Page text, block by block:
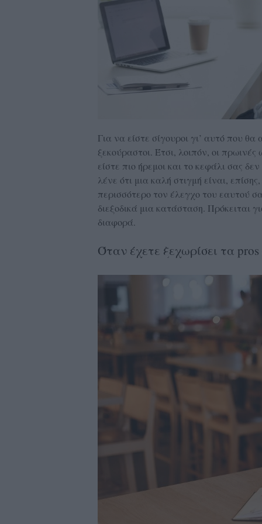
Για να είστε σίγουροι γι’ αυτό που
ξεκούραστοι. Έτσι, λοιπόν, οι πρωινές
είστε πιο ήρεμοι και το κεφάλι σας
λένε ότι μια καλή στιγμή είναι,
περισσότερο τον έλεγχο του εαυτού
διεξοδικά μια κατάσταση. Πρόκειται
διαφορά.
Όταν έχετε ξεχωρίσει τα pros